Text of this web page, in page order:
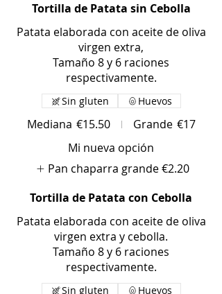
Tortilla de Patata sin Cebolla
Patata elaborada con aceite de oliva
virgen extra,
Tamaño 8 y 6 raciones
respectivamente.
Mediana €15.50 Grande €17
Sin gluten Huevos
Mi nueva opción
Pan chaparra grande€2.20
Tortilla de Patata con Cebolla
Patata elaborada con aceite de oliva
virgen extra y cebolla.
Tamaño 8 y 6 raciones
respectivamente.
Sin gluten Huevos